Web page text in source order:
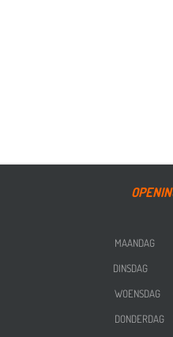
MAANDAG
DINSDAG
WOENSDAG
DONDERDAG